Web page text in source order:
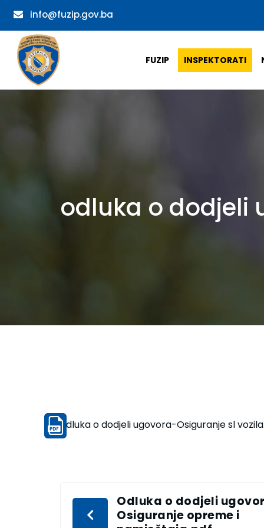
info@fuzip.gov.ba
FUZIP INSPEKTORATI
odluka o dodjeli
odluka o dodjeli ugovora-Osiguranje sl
Odluka o dodjeli
Osiguranje opreme i